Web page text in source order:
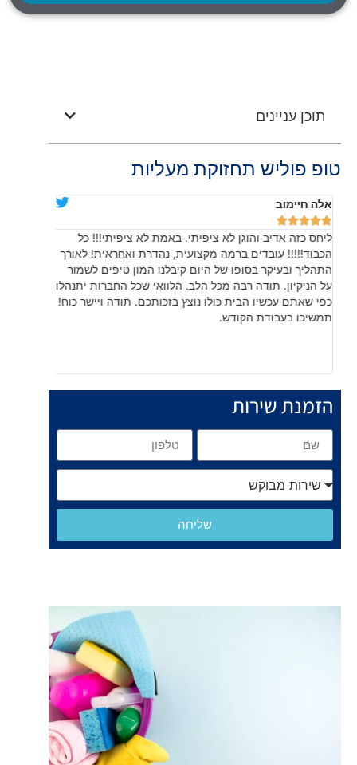
תוכן עניינים
טופ פוליש תחזוקת מעליות
אלה חיימוב





ליחס כזה אדיב והוגן לא ציפיתי. באמת לא ציפיתי!!! כל
הכבוד!!!!! עובדים ברמה מקצועית, נהדרת ואחראית! לאורך
התהליך ובעיקר בסופו של היום קיבלנו המון טיפים לשמור
על הניקיון. תודה רבה מכל הלב. הלוואי שכל החברות יתנהלו
כפי שאתם עכשיו הבית כולו נוצץ בזכותכם. תודה ויישר כוח!
תמשיכו בעבודת הקודש.
הזמנת שירות
שליחה